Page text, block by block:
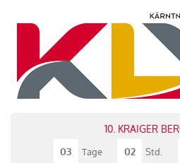
10. KRAIGER
03
Tage 02 Std.